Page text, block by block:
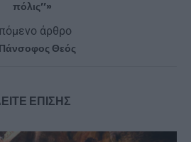
πόλις’’»
άρθρο
Θεός
ΕΠΙΣΗΣ